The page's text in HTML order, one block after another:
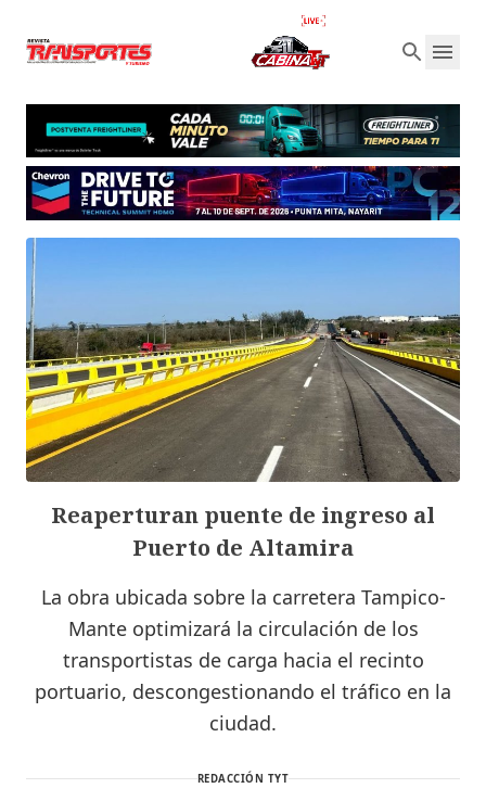
Reaperturan puente de ingreso al
Puerto de Altamira
La obra ubicada sobre la carretera Tampico-
Mante optimizará la circulación de los
transportistas de carga hacia el recinto
portuario, descongestionando el tráfico en la
ciudad.
REDACCIÓN TYT